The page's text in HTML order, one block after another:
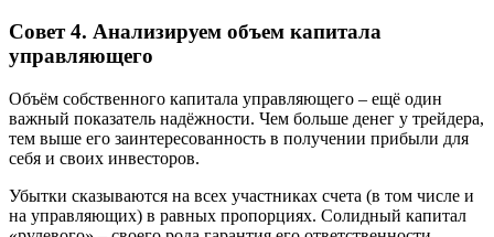
Совет 4. Анализируем объем капитала
управляющего
Объём собственного капитала управляющего – ещё один
важный показатель надёжности. Чем больше денег у трейдера,
тем выше его заинтересованность в получении прибыли для
себя и своих инвесторов.
Убытки сказываются на всех участниках счета (в том числе и
на управляющих) в равных пропорциях. Солидный капитал